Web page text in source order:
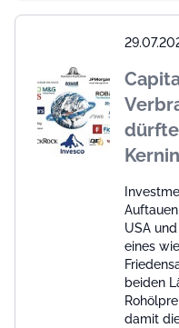
USA
eines
beiden
damit